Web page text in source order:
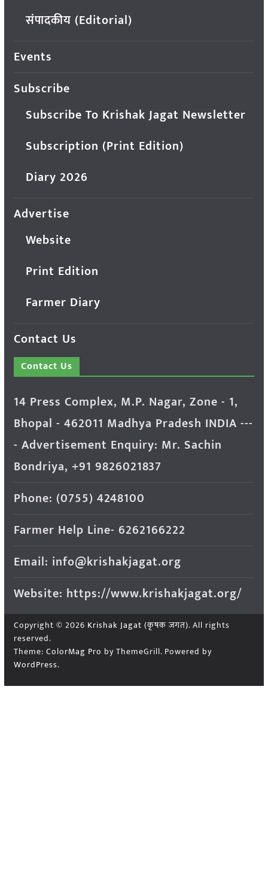
संपादकीय (Editorial)
Events
Subscribe
Subscribe To Krishak Jagat Newsletter
Subscription (Print Edition)
Diary 2026
Advertise
Website
Print Edition
Farmer Diary
Contact Us
Contact Us
14 Press Complex, M.P. Nagar, Zone - 1,
Bhopal - 462011 Madhya Pradesh INDIA ---
- Advertisement Enquiry: Mr. Sachin
Bondriya, +91 9826021837
Phone: (0755) 4248100
Farmer Help Line- 6262166222
Email: info@krishakjagat.org
Website: https://www.krishakjagat.org/
Copyright © 2026 Krishak Jagat (कृषक जगत). All rights
reserved.
Theme: ColorMag Pro by ThemeGrill. Powered by
WordPress.